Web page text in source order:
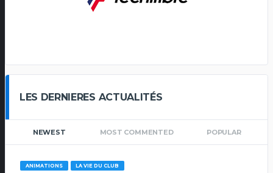
LES DERNIERES ACTUALITÉS
NEWEST MOST COMMENTED POPULAR
ANIMATIONS LA VIE DU CLUB